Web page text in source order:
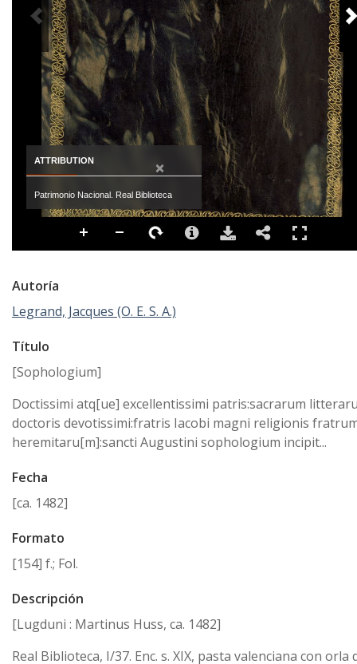
PREVIOUS IMAGE
ATTRIBUTION ×
Patrimonio Nacional. Real Biblioteca
Autoría
Legrand, Jacques (O. E. S. A.)
Título
[Sophologium]
Doctissimi atq[ue] excellentissimi patris:sacrarum
doctoris devotissimi:fratris Iacobi magni religionis
heremitaru[m]:sancti Augustini sophologium incipit...
Fecha
[ca. 1482]
Formato
[154] f.; Fol.
Descripción
[Lugduni : Martinus Huss, ca. 1482]
Real Biblioteca, I/37. Enc. s. XIX, pasta valenciana con orla